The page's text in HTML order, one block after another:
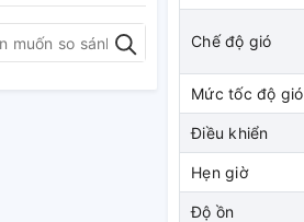
phía sau thân
Chế độ gió
Mức tốc độ gió
Điều khiển
Hẹn giờ
Độ ồn